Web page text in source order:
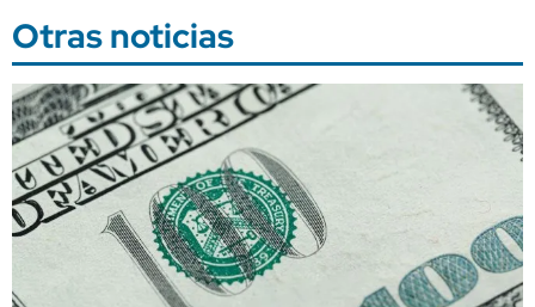
Otras noticias